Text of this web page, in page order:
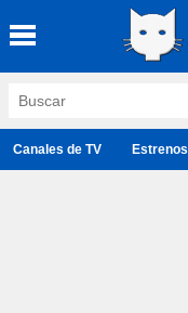
Canales de TV Estrenos